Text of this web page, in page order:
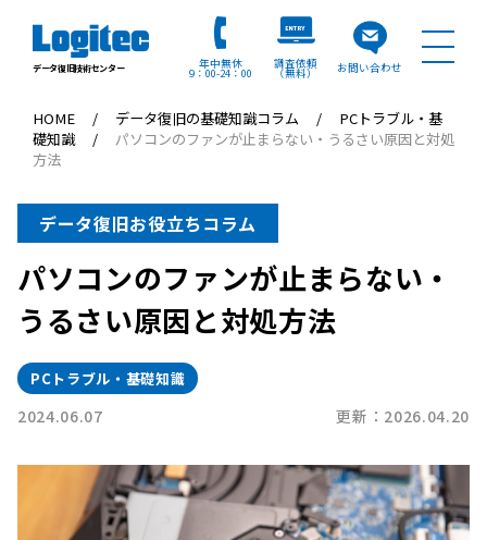
データ復旧技術センター 年中無休
9：00 24：00
調査依頼
（無料） お問い合わせ
HOME データ復旧の基礎知識コラム
PCトラブル・基
礎知識
パソコンのファンが止まらない・うるさい原因と対処
方法
データ復旧お役立ちコラム
パソコンのファンが止まらない・
うるさい原因と対処方法
PCトラブル・基礎知識
2024.06.07 更新：2026.04.20